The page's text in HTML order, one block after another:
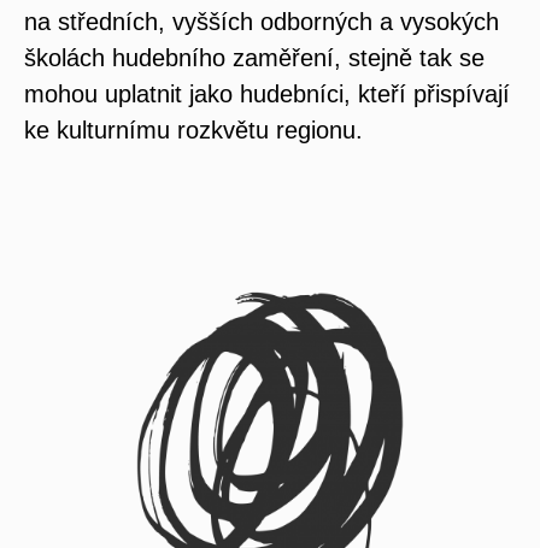
na středních, vyšších odborných a vysokých
školách hudebního zaměření, stejně tak se
mohou uplatnit jako hudebníci, kteří přispívají
ke kulturnímu rozkvětu regionu.